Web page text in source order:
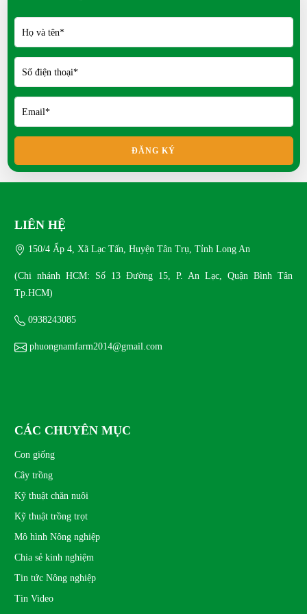
Bồ câu Titan kích thước thế nào?
Mít Thái siêu sớm có ưu điểm gì?
Địa chỉ trại giống uy tín miền Nam
Khách hàng nói gì khi mua con giống tại Nông trại
Mua thỏ kiểng ở đâu uy tín?
MON 02, 2026
Giá trị dinh dưỡng của trứng chim trĩ
ĐĂNG KÝ
LIÊN HỆ
150/4 Ấp 4, Xã Lạc Tấn, Huyện Tân Trụ, Tỉnh Long An
(Chi nhánh HCM: Số 13 Đường 15, P. An Lạc, Quận Bình Tân
Tp.HCM)
0938243085
phuongnamfarm2014@gmail.com
CÁC CHUYÊN MỤC
Con giống
Cây trồng
Kỹ thuật chăn nuôi
Kỹ thuật trồng trọt
Mô hình Nông nghiệp
Chia sẻ kinh nghiệm
Tin tức Nông nghiệp
Tin Video